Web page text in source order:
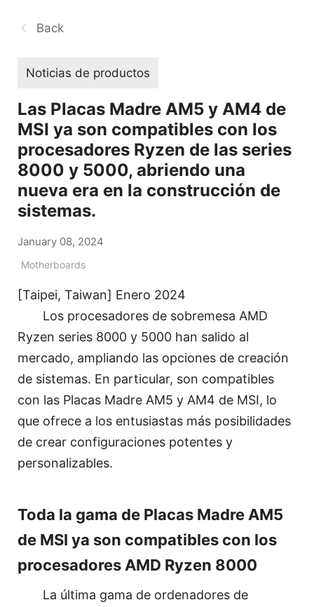
Back
Noticias de productos
Las Placas Madre AM5 y AM4 de
MSI ya son compatibles con los
procesadores Ryzen de las series
8000 y 5000, abriendo una
nueva era en la construcción de
sistemas.
January 08, 2024
Motherboards
[Taipei, Taiwan] Enero 2024
Los procesadores de sobremesa AMD
Ryzen series 8000 y 5000 han salido al
mercado, ampliando las opciones de creación
de sistemas. En particular, son compatibles
con las Placas Madre AM5 y AM4 de MSI, lo
que ofrece a los entusiastas más posibilidades
de crear configuraciones potentes y
personalizables.
Toda la gama de Placas Madre AM5
de MSI ya son compatibles con los
procesadores AMD Ryzen 8000
La última gama de ordenadores de